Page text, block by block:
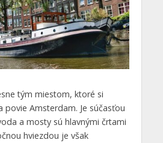
tým miestom, ktoré si
povie Amsterdam. Je súčasťou
a mosty sú hlavnými črtami
hviezdou je však